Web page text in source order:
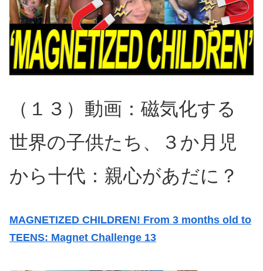
（１３）動画：磁気化する
世界の子供たち、３か月児
から十代：親心があだに？
MAGNETIZED CHILDREN! From 3 months old to
TEENS: Magnet Challenge 13